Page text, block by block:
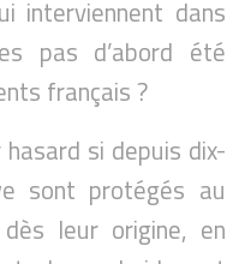
interviennent dans
pas d’abord été
français ?
si depuis dix-
sont protégés au
leur origine, en